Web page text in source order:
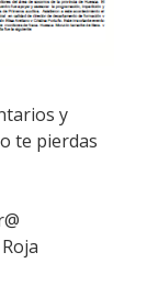
y
te pierdas